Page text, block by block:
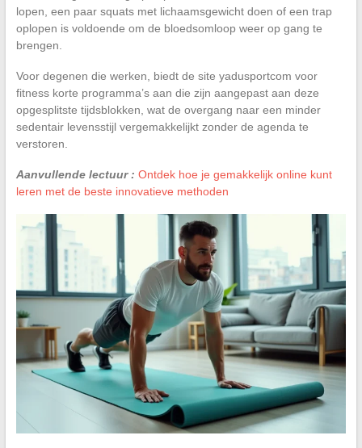
lopen, een paar squats met lichaamsgewicht doen of een trap
oplopen is voldoende om de bloedsomloop weer op gang te
brengen.
Voor degenen die werken, biedt de site yadusportcom voor
fitness korte programma’s aan die zijn aangepast aan deze
opgesplitste tijdsblokken, wat de overgang naar een minder
sedentair levensstijl vergemakkelijkt zonder de agenda te
verstoren.
Aanvullende lectuur : Ontdek hoe je gemakkelijk online kunt
leren met de beste innovatieve methoden